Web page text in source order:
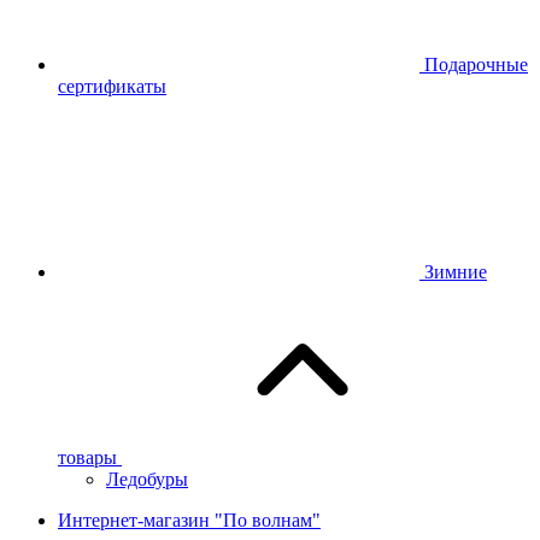
Подарочные
сертификаты
Зимние
товары
Ледобуры
Интернет-магазин "По волнам"